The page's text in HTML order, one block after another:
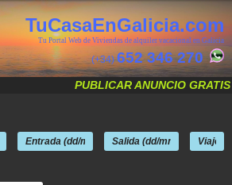
TuCasaEnGalicia.com
Tu Portal Web de Viviendas de alquiler vacacional en Galicia
(+34)652 346 270
PUBLICAR ANUNCIO GRATIS